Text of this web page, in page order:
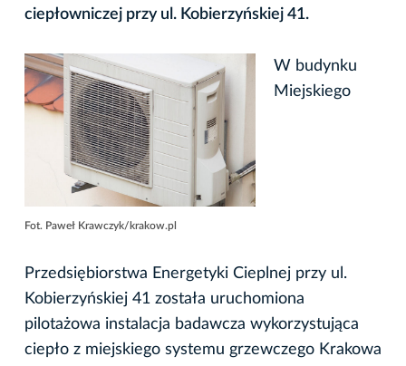
ciepłowniczej przy ul. Kobierzyńskiej 41.
Fot. Paweł Krawczyk/krakow.pl
W budynku
Miejskiego
Przedsiębiorstwa Energetyki Cieplnej przy ul.
Kobierzyńskiej 41 została uruchomiona
pilotażowa instalacja badawcza wykorzystująca
ciepło z miejskiego systemu grzewczego Krakowa